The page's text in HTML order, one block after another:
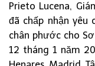
Prieto Lucena,
đã chấp nhận yêu
chân phước cho
12 tháng 1 năm